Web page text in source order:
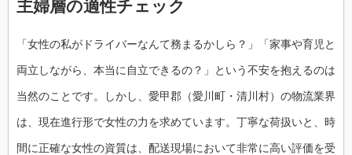
主婦層の適性チェック
「女性の私がドライバーなんて務まるかしら？」「家事や育児と
両立しながら、本当に自立できるの？」という不安を抱えるのは
当然のことです。しかし、愛甲郡（愛川町・清川村）の物流業界
は、現在進行形で女性の力を求めています。丁寧な荷扱いと、時
間に正確な女性の資質は、配送現場において非常に高い評価を受